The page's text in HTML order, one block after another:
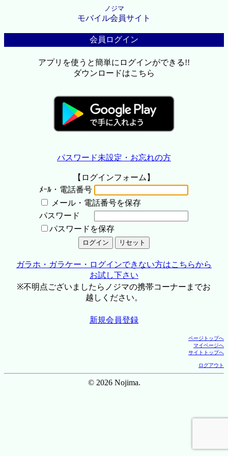
ノジマ
モバイル会員サイト
会員ログイン
アプリを使うと簡単にログインができる!!
ダウンロードはこちら
パスワード未設定・お忘れの方
【ログインフォーム】
ﾒｰﾙ・電話番号
メール・電話番号を保存
パスワード
パスワードを保存
ガラホ・ガラケー・ログインできない方はこちらから
お試し下さい
※不明点ございましたらノジマの携帯コーナーまでお
越しください。
新規会員登録
ページトップへ
マイページへ
サイトトップへ
ログアウト
© 2026 Nojima.